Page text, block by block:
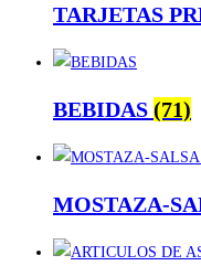
TARJETAS
BEBIDAS (71)
MOSTAZA-